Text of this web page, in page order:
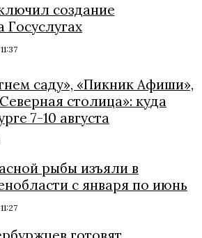
создание
Госуслугах
саду», «Пикник Афиши»,
столица»: куда
7-10 августа
рыбы изъяли в
с января по июнь